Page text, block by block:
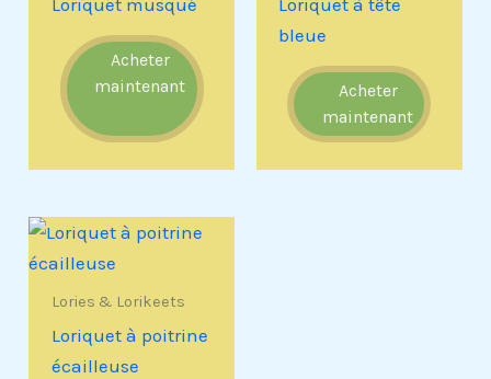
Loriquet musqué
Acheter
maintenant
Loriquet à tête
bleue
Acheter
maintenant
Lories & Lorikeets
Loriquet à poitrine
écailleuse